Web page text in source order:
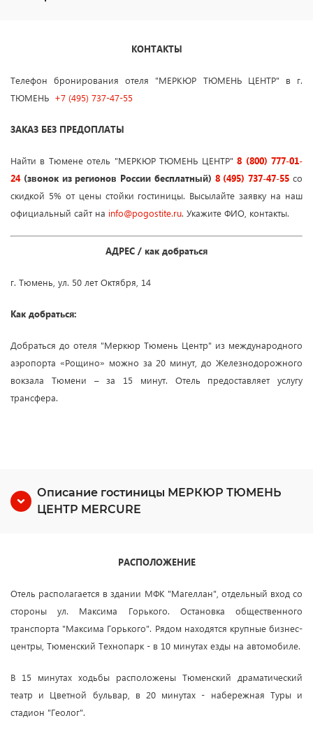
КОНТАКТЫ
Телефон бронирования отеля "МЕРКЮР ТЮМЕНЬ ЦЕНТР" в г.
ТЮМЕНЬ +7 (495) 737-47-55
ЗАКАЗ БЕЗ ПРЕДОПЛАТЫ
Найти в Тюмене отель "МЕРКЮР ТЮМЕНЬ ЦЕНТР"8 (800) 777-01-
24(звонок из регионов России бесплатный) 8 (495) 737-47-55 со
скидкой 5% от цены стойки гостиницы. Высылайте заявку на наш
официальный сайт на info@pogostite.ru. Укажите ФИО, контакты.
АДРЕС / как добраться
г. Тюмень, ул. 50 лет Октября, 14
Как добраться:
Добраться до отеля "Меркюр Тюмень Центр" из международного
аэропорта «Рощино» можно за 20 минут, до Железнодорожного
вокзала Тюмени – за 15 минут. Отель предоставляет услугу
трансфера.
Описание гостиницы МЕРКЮР ТЮМЕНЬ
ЦЕНТР MERCURE
РАСПОЛОЖЕНИЕ
Отель располагается в здании МФК "Магеллан", отдельный вход со
стороны ул. Максима Горького. Остановка общественного
транспорта "Максима Горького". Рядом находятся крупные бизнес-
центры, Тюменский Технопарк - в 10 минутах езды на автомобиле.
В 15 минутах ходьбы расположены Тюменский драматический
театр и Цветной бульвар, в 20 минутах - набережная Туры и
стадион "Геолог".